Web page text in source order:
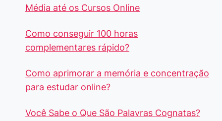
Média até os Cursos Online
Como conseguir 100 horas
complementares rápido?
Como aprimorar a memória e concentração
para estudar online?
Você Sabe o Que São Palavras Cognatas?